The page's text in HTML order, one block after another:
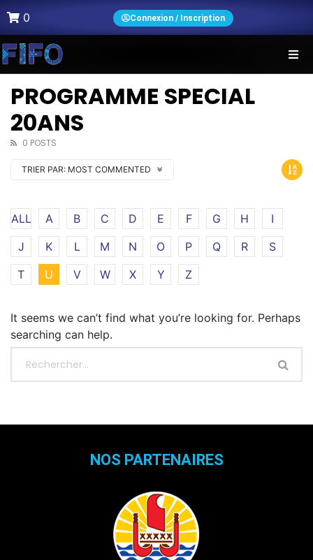
0 Connexion / Inscription
PROGRAMME SPECIAL
20ANS
0 POSTS
TRIER PAR: MOST COMMENTED
ALL A B C D E F G H
I
J
K L M N O P Q R
S
T
U V W X Y Z
It seems we can’t find what you’re looking for. Perhaps
searching can help.
NOS PARTENAIRES